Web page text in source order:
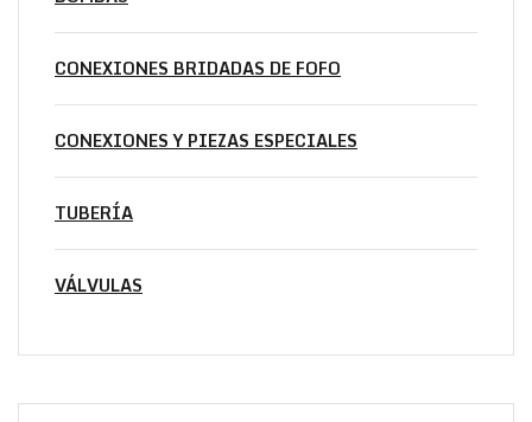
CONEXIONES BRIDADAS DE FOFO
CONEXIONES Y PIEZAS ESPECIALES
TUBERÍA
VÁLVULAS